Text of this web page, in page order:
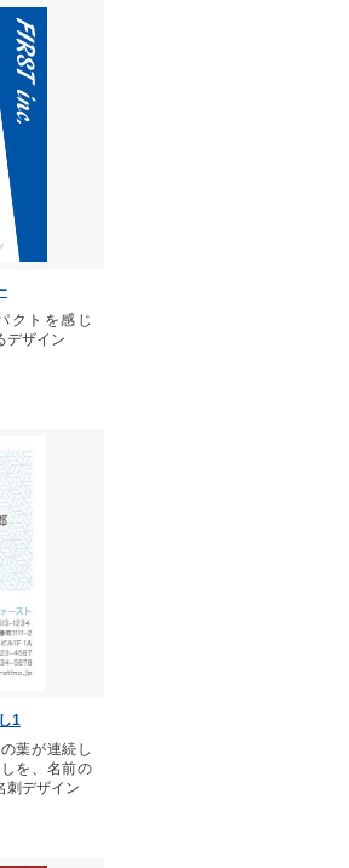
クトを感じ
デザイン
1
葉が連続し
を、名前の
刺デザイン